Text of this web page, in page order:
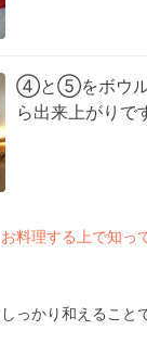
④と⑤をボウル
ら出来上がりで
お料理する上で知っ
っかり和えること